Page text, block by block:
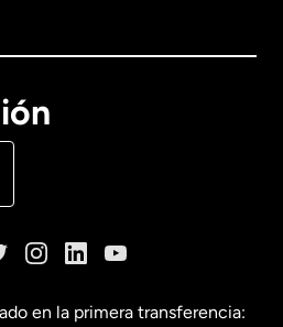
en la primera transferencia: